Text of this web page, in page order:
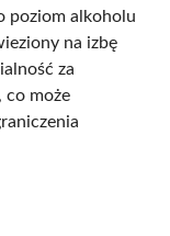
poziom alkoholu
na izbę
za
co może